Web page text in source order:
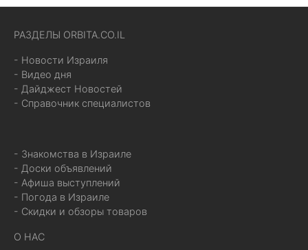
РАЗДЕЛЫ ORBITA.CO.IL
- Новости Израиля
- Видео дня
- Дайджест Новостей
- Справочник специалистов
- Знакомства в Израиле
- Доски объявлений
- Афиша выступлений
- Погода в Израиле
- Скидки и обзоры товаров
О НАС